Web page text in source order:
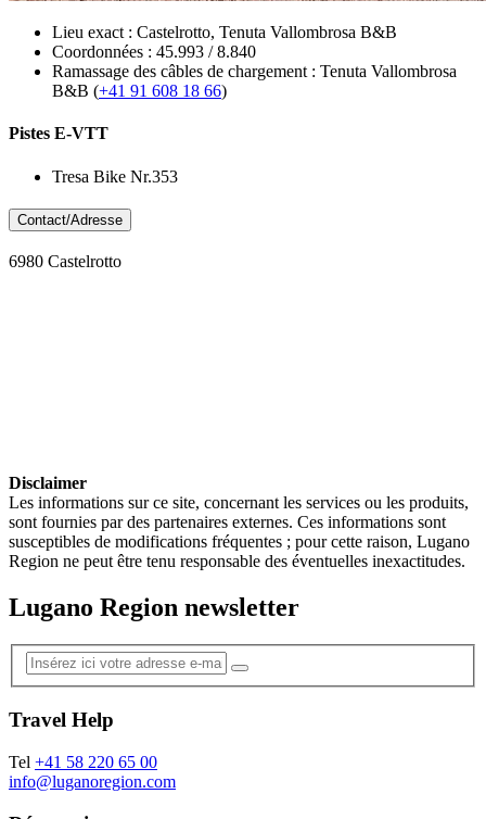
Lieu exact : Castelrotto, Tenuta Vallombrosa B&B
Coordonnées : 45.993 / 8.840
Ramassage des câbles de chargement : Tenuta Vallombrosa
B&B (+41 91 608 18 66)
Pistes E-VTT
Tresa Bike Nr.353
Contact/Adresse
6980 Castelrotto
Disclaimer
Les informations sur ce site, concernant les services ou les produits,
sont fournies par des partenaires externes. Ces informations sont
susceptibles de modifications fréquentes ; pour cette raison, Lugano
Region ne peut être tenu responsable des éventuelles inexactitudes.
Lugano Region newsletter
Travel Help
Tel +41 58 220 65 00
info@luganoregion.com